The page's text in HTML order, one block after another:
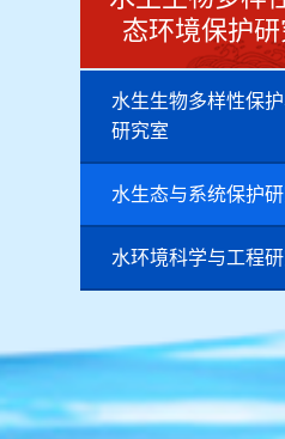
态环境保护
水生生物多样性保
研究室
水生态与系统保护
水环境科学与工程